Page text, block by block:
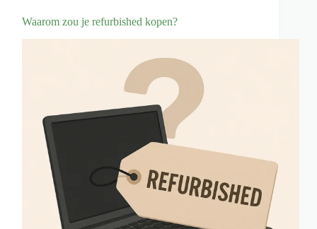
Waarom zou je refurbished kopen?